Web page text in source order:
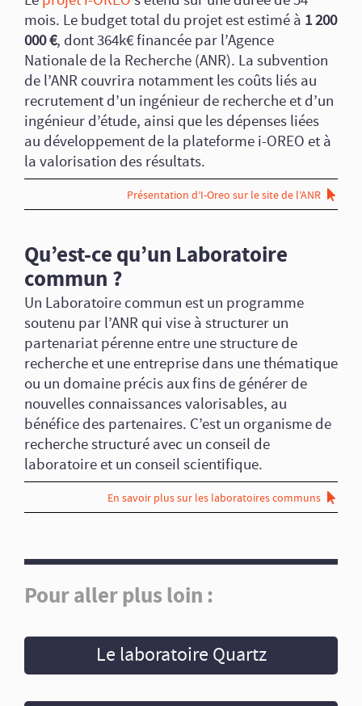
mois. Le budget total du projet est estimé à 1 200
000 €, dont 364k€ financée par l’Agence
Nationale de la Recherche (ANR). La subvention
de l’ANR couvrira notamment les coûts liés au
recrutement d’un ingénieur de recherche et d’un
ingénieur d’étude, ainsi que les dépenses liées
au développement de la plateforme i-OREO et à
la valorisation des résultats.
Présentation d’I-Oreo sur le site de l’ANR
Qu’est-ce qu’un Laboratoire
commun ?
Un Laboratoire commun est un programme
soutenu par l’ANR qui vise à structurer un
partenariat pérenne entre une structure de
recherche et une entreprise dans une thématique
ou un domaine précis aux fins de générer de
nouvelles connaissances valorisables, au
bénéfice des partenaires. C’est un organisme de
recherche structuré avec un conseil de
laboratoire et un conseil scientifique.
En savoir plus sur les laboratoires communs
Pour aller plus loin :
Le laboratoire Quartz